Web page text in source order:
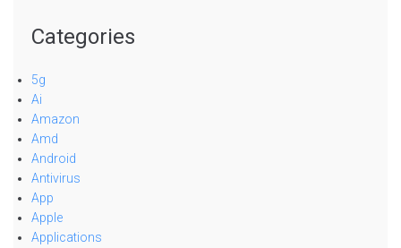
Categories
5g
Ai
Amazon
Amd
Android
Antivirus
App
Apple
Applications